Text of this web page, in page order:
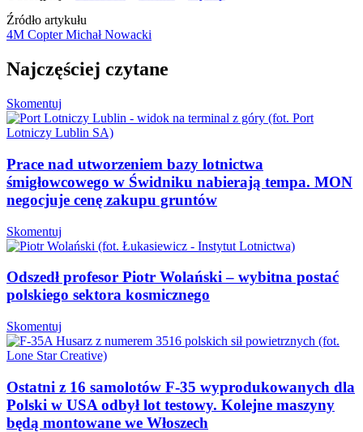
Źródło artykułu
4M Copter Michał Nowacki
Najczęściej czytane
Skomentuj
Prace nad utworzeniem bazy lotnictwa
śmigłowcowego w Świdniku nabierają tempa. MON
negocjuje cenę zakupu gruntów
Skomentuj
Odszedł profesor Piotr Wolański – wybitna postać
polskiego sektora kosmicznego
Skomentuj
Ostatni z 16 samolotów F-35 wyprodukowanych dla
Polski w USA odbył lot testowy. Kolejne maszyny
będą montowane we Włoszech